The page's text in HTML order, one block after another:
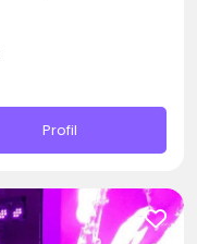
Profil